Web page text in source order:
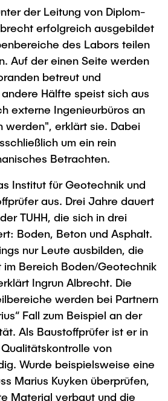
der Leitung von Diplom-
erfolgreich ausgebildet
des Labors teilen
Auf der einen Seite werden
betreut und
Hälfte speist sich aus
externe Ingenieurbüros an
werden", erklärt sie. Dabei
um ein rein
Betrachten.
Institut für Geotechnik und
aus. Drei Jahre dauert
TUHH, die sich in drei
Boden, Beton und Asphalt.
nur Leute ausbilden, die
im Bereich Boden/Geotechnik
Ingrun Albrecht. Die
werden bei Partnern
Fall zum Beispiel an der
Als Baustoffprüfer ist er in
von
Wurde beispielsweise eine
Marius Kuyken überprüfen,
Material verbaut und die